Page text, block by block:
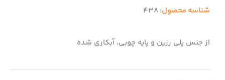
شناسه محصول:438
از جنس پلی رزین و پایه چوبی، آبکاری شده